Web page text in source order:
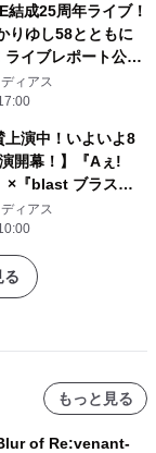
結成25周年ライブ！
ゆし58とともに
イブレポート公
UNITE音楽祭
RANGE
ィアス
上演中！いよいよ8
開幕！】『Aぇ!
×『blast ブラス
コラボが実現！
テレビで特別番組
ィアス
る
もっと見る
of Re:venant-